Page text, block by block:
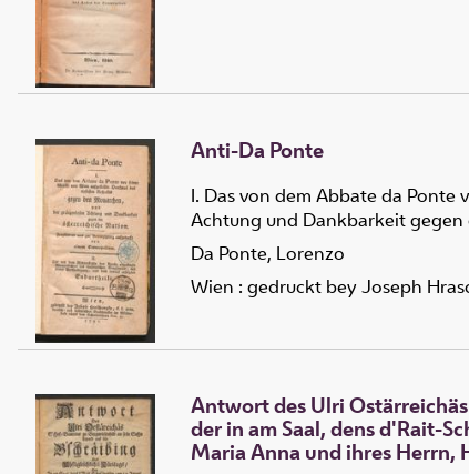
Anti-Da Ponte
I. Das von dem Abbate da
Achtung und Dankbarkeit
Da Ponte, Lorenzo
Wien : gedruckt bey Joseph
Antwort des Ulri
der in am Saal, dens d'Rait-
Maria Anna und ihres Herrn,